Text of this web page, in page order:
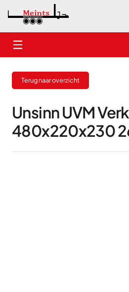
Nieuwe aanhangwagens
Gebruikte aanhangwagens
Verhuur
Terug naar overzicht
Unsinn UVM
480x220x230